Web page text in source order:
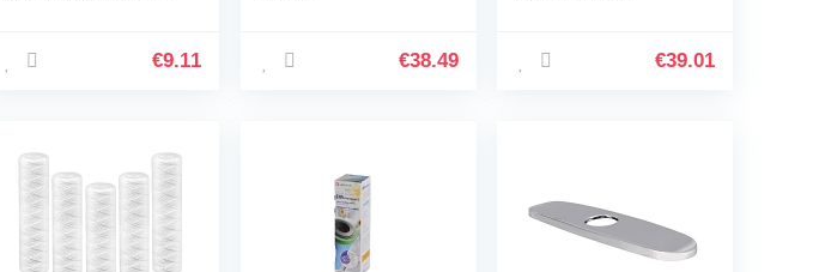
Purifier Keuken Tap
€9.11
(verpakking met 3,
€38.49 €39.01